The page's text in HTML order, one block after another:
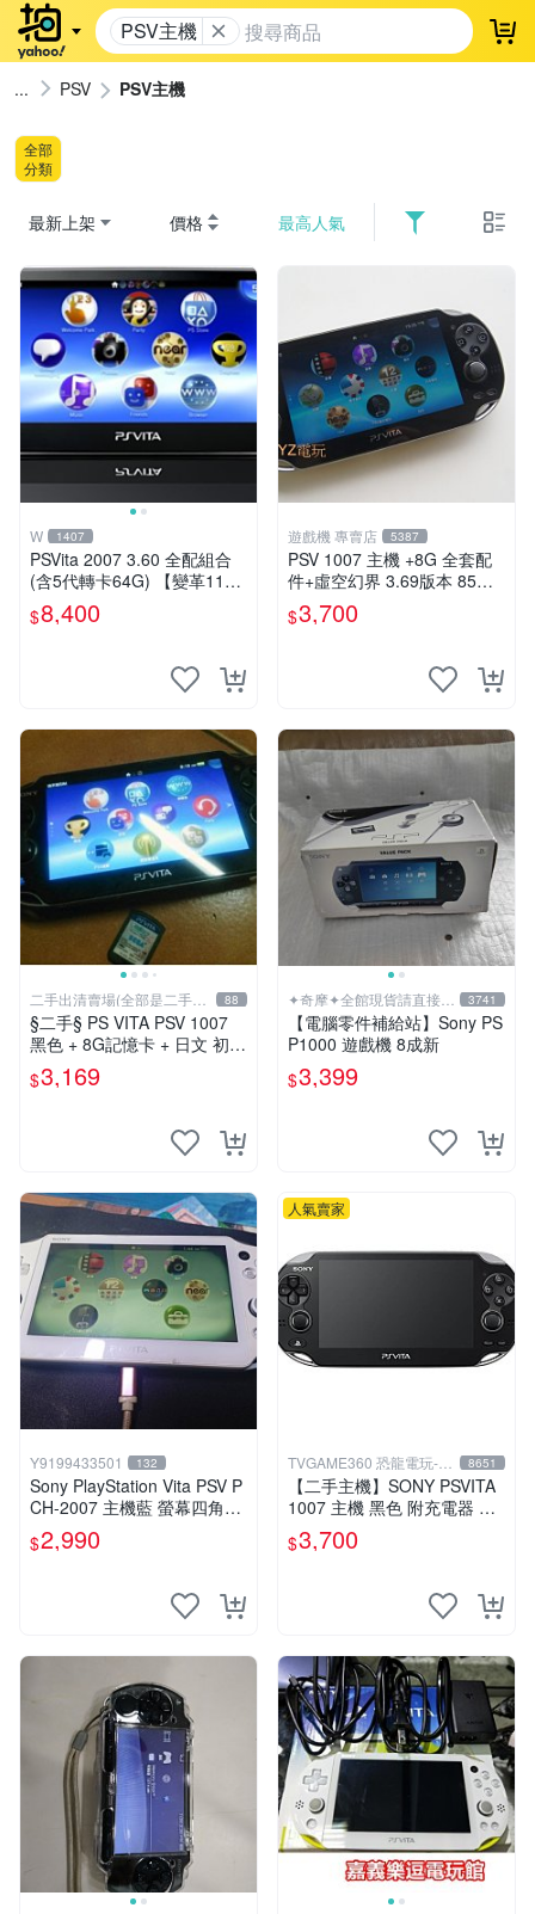
PSV主機 登
PSV PSV主機
全部
分類
最新上架 價格 最高人氣
W 1407
PSVita 2007 3.60 全配組合
(含5代轉卡64G) 【變革11】
破解改好 + 水晶殼 + 硬殼包
$8,400
遊戲機 專賣店 5387
PSV 1007 主機 +8G 全套配
件+虛空幻界 3.69版本 85成
新 PS Vita1007 一年保修
$3,700
二手出清賣場(全部是二手商
品)
88
§二手§ PS VITA PSV 1007
黑色 + 8G記憶卡 + 日文 初音
未來 F 2nd 遊戲卡片｜郵局
寄送｜未含運｜購買前請私訊
$3,169
✦奇摩✦全館現貨請直接下
標
3741
【電腦零件補給站】Sony PS
P1000 遊戲機 8成新
$3,399
Y9199433501 132
Sony PlayStation Vita PSV P
CH-2007 主機藍 螢幕四角略
暗 可安裝遊戲 系統3.74書
$2,990
人氣賣家
TVGAME360 恐龍電玩-台
中店
8651
【二手主機】SONY PSVITA
1007 主機 黑色 附充電器 US
B傳輸線 PS VITA PSV【台中
恐龍電玩】
$3,700